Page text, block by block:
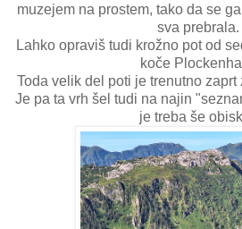
muzejem na prostem, tako da se
sva prebrala.
Lahko opraviš tudi krožno pot od
koče
Toda velik del poti je trenutno
Je pa ta vrh šel tudi na najin
je treba še